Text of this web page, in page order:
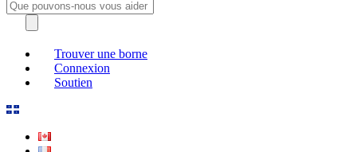
Trouver une borne
Connexion
Soutien